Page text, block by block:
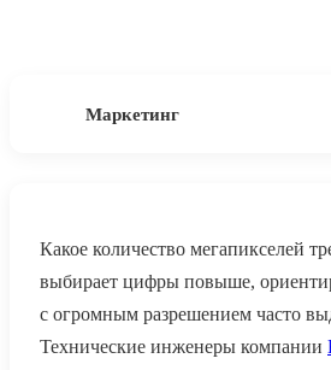
Маркетинг
Какое количество мегапикселей
выбирает цифры повыше,
с огромным разрешением часто
Технические инженеры компании